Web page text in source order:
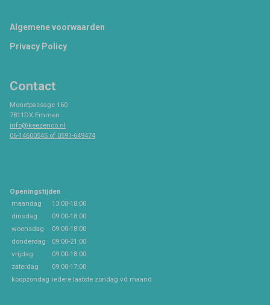
Footer
Algemene voorwaarden
Privacy Policy
Contact
Monetpassage 160
7811DX Emmen
info@keezenco.nl
06-14600545 of 0591-649474
Openingstijden
maandag
13:00-18:00
dinsdag
09:00-18:00
woensdag
09:00-18:00
donderdag
09:00-21:00
vrijdag
09:00-18:00
zaterdag
09:00-17:00
koopzondag iedere laatste zondag vd maand